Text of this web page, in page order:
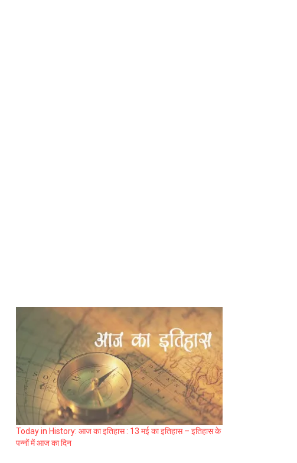
Today in History: आज का इतिहास : 13 मई का इतिहास – इतिहास के
पन्नों में आज का दिन